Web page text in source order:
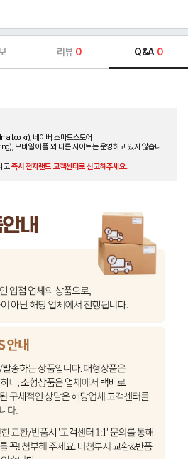
리뷰 0 Q&A 0
네이버 스마트스토어
모바일 어플 외 다른 사이트는 운영하고 있지 않습니
고즉시 전자랜드 고객센터로 신고해주세요.